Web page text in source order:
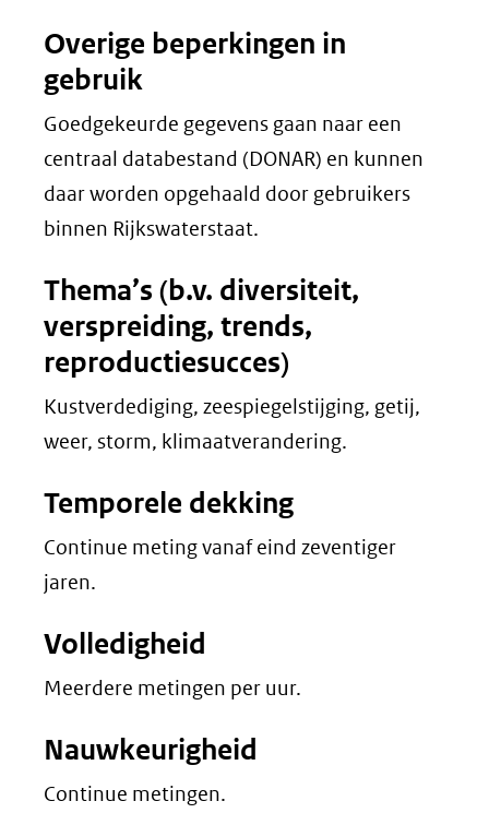
Overige beperkingen in
gebruik
Goedgekeurde gegevens gaan naar een
centraal databestand (DONAR) en kunnen
daar worden opgehaald door gebruikers
binnen Rijkswaterstaat.
Thema’s (b.v. diversiteit,
verspreiding, trends,
reproductiesucces)
Kustverdediging, zeespiegelstijging, getij,
weer, storm, klimaatverandering.
Temporele dekking
Continue meting vanaf eind zeventiger
jaren.
Volledigheid
Meerdere metingen per uur.
Nauwkeurigheid
Continue metingen.